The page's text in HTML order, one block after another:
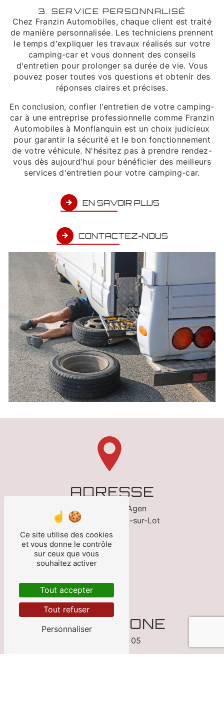
3. SERVICE PERSONNALISÉ
Chez Franzin Automobiles, chaque client est traité
de manière personnalisée. Les techniciens prennent
le temps d'expliquer les travaux réalisés sur votre
camping-car et vous donnent des conseils
d'entretien pour prolonger sa durée de vie. Vous
pouvez poser toutes vos questions et obtenir des
réponses claires et précises.
En conclusion, confier l'entretien de votre camping-
car à une entreprise professionnelle comme Franzin
Automobiles à Monflanquin est un choix judicieux
pour garantir la sécurité et le bon fonctionnement
de votre véhicule. N'hésitez pas à prendre rendez-
vous dès aujourd'hui pour bénéficier des meilleurs
services d'entretien pour votre camping-car.
EN SAVOIR PLUS
CONTACTEZ-NOUS
ADRESSE
33 Avenue d'Agen
47300 Villeneuve-sur-Lot
TÉLÉPHONE
05 53 70 13 05
Ce site utilise des cookies
et vous donne le contrôle
sur ceux que vous
souhaitez activer
Tout accepter
Tout refuser
Personnaliser